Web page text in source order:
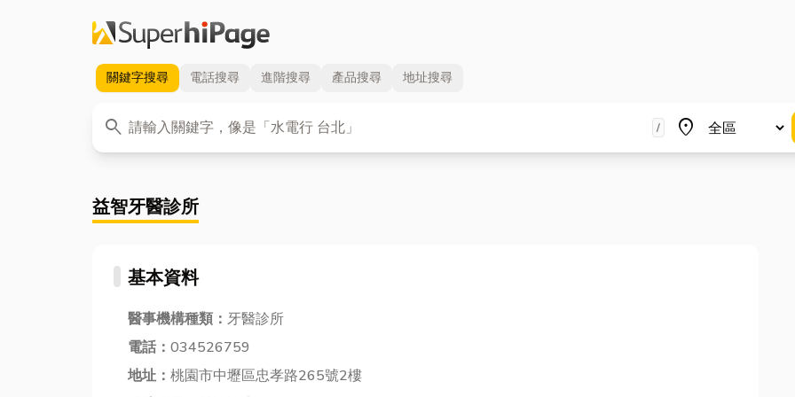
關鍵字搜尋 電話搜尋 進階搜尋 產品搜尋 地址搜尋
search
關鍵字 / place
地區
益智牙醫診所
基本資料
醫事機構種類： 牙醫診所
電話： 034526759
地址： 桃園市中壢區忠孝路265號2樓